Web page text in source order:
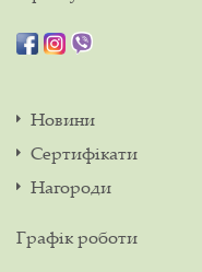
Новини
Сертифікати
Нагороди
Графік роботи